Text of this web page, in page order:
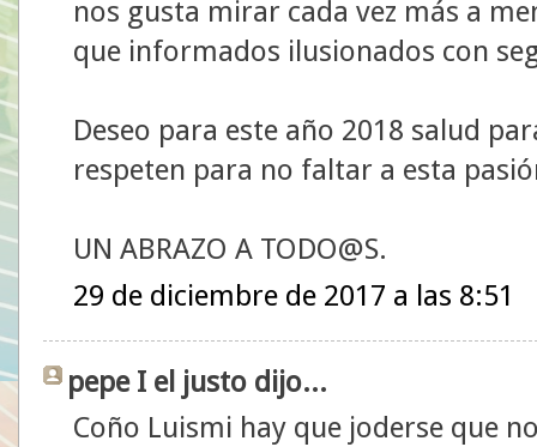
nos gusta mirar cada vez más a
que informados ilusionados con
Deseo para este año 2018 salud
respeten para no faltar a esta
UN ABRAZO A TODO@S.
29 de diciembre de 2017 a las 8:51
pepe I el justo dijo...
Coño Luismi hay que joderse que